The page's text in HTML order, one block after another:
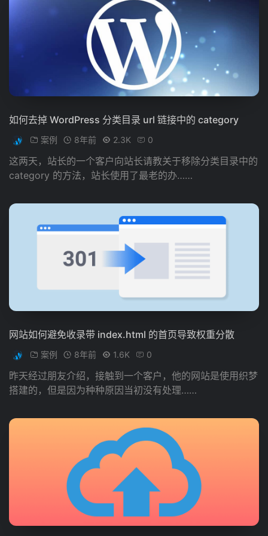
如何去掉 WordPress 分类目录 url 链接中的 category
案例 8年前 2.3K 0
这两天，站长的一个客户向站长请教关于移除分类目录中的
category 的方法，站长使用了最老的办……
网站如何避免收录带 index.html 的首页导致权重分散
案例 8年前 1.6K 0
昨天经过朋友介绍，接触到一个客户，他的网站是使用织梦
搭建的，但是因为种种原因当初没有处理……